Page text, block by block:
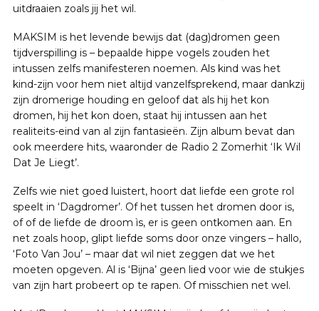
uitdraaien zoals jij het wil.
MAKSIM is het levende bewijs dat (dag)dromen geen
tijdverspilling is – bepaalde hippe vogels zouden het
intussen zelfs manifesteren noemen. Als kind was het
kind-zijn voor hem niet altijd vanzelfsprekend, maar dankzij
zijn dromerige houding en geloof dat als hij het kon
dromen, hij het kon doen, staat hij intussen aan het
realiteits-eind van al zijn fantasieën. Zijn album bevat dan
ook meerdere hits, waaronder de Radio 2 Zomerhit ‘Ik Wil
Dat Je Liegt’.
Zelfs wie niet goed luistert, hoort dat liefde een grote rol
speelt in ‘Dagdromer’. Of het tussen het dromen door is,
of of de liefde de droom ìs, er is geen ontkomen aan. En
net zoals hoop, glipt liefde soms door onze vingers – hallo,
‘Foto Van Jou’ – maar dat wil niet zeggen dat we het
moeten opgeven. Al is ‘Bijna’ geen lied voor wie de stukjes
van zijn hart probeert op te rapen. Of misschien net wel.